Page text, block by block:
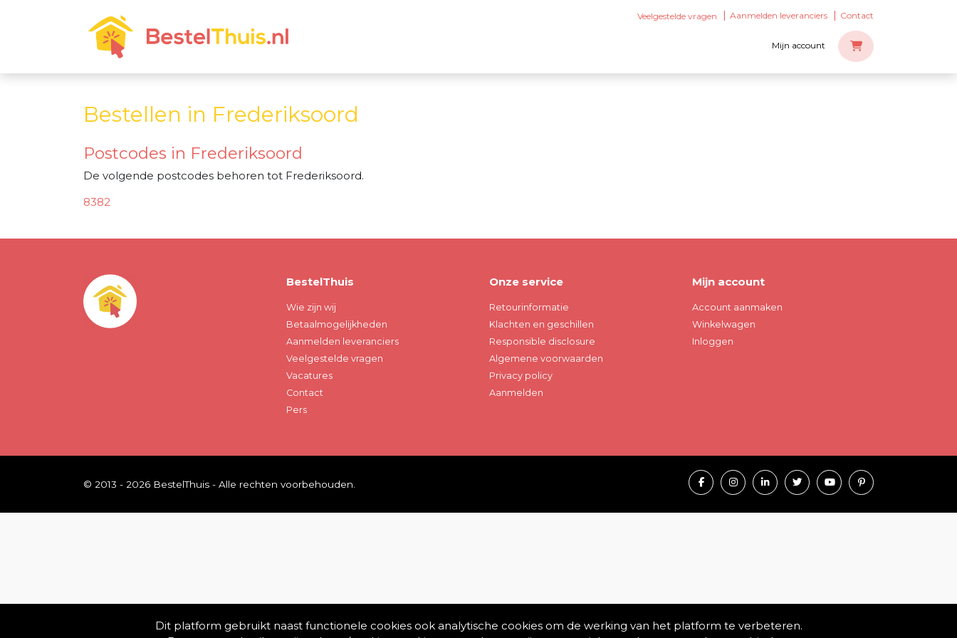
Veelgestelde vragen Aanmelden leveranciers Contact
Mijn account
Bestellen in Frederiksoord
Postcodes in Frederiksoord
De volgende postcodes behoren tot Frederiksoord.
8382
BestelThuis
Wie zijn wij
Betaalmogelijkheden
Aanmelden leveranciers
Veelgestelde vragen
Vacatures
Contact
Pers
Onze service
Retourinformatie
Klachten en geschillen
Responsible disclosure
Algemene voorwaarden
Privacy policy
Aanmelden
Mijn account
Account aanmaken
Winkelwagen
Inloggen
© 2013 - 2026 BestelThuis - Alle rechten voorbehouden.
Dit platform gebruikt naast functionele cookies ook analytische cookies om de werking van het platform te verbeteren.